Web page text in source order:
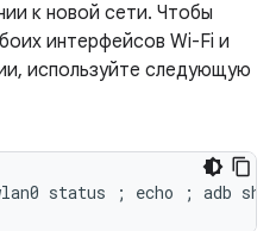
к новой сети. Чтобы
интерфейсов Wi-Fi и
используйте следующую